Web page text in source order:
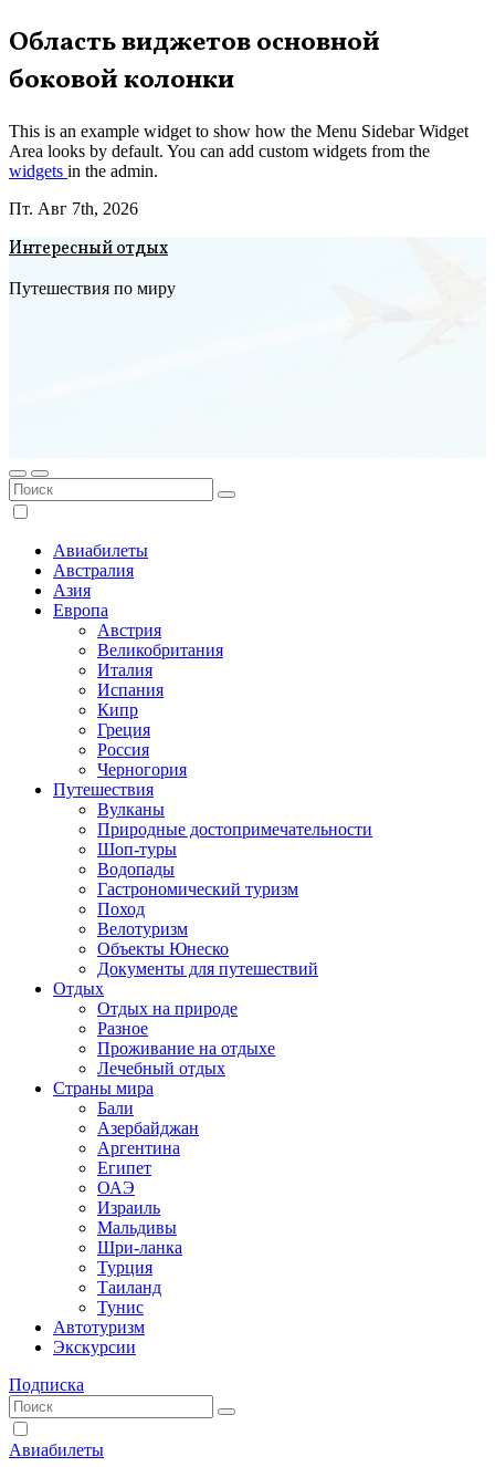
Перейти
к
содержимому
Область виджетов основной
боковой колонки
This is an example widget to show how the Menu Sidebar Widget
Area looks by default. You can add custom widgets from the
widgets in the admin.
Пт. Авг 7th, 2026
Интересный отдых
Путешествия по миру
Авиабилеты
Австралия
Азия
Европа
Австрия
Великобритания
Италия
Испания
Кипр
Греция
Россия
Черногория
Путешествия
Вулканы
Природные достопримечательности
Шоп-туры
Водопады
Гастрономический туризм
Поход
Велотуризм
Объекты Юнеско
Документы для путешествий
Отдых
Отдых на природе
Разное
Проживание на отдыхе
Лечебный отдых
Страны мира
Бали
Азербайджан
Аргентина
Египет
ОАЭ
Израиль
Мальдивы
Шри-ланка
Турция
Таиланд
Тунис
Автотуризм
Экскурсии
Подписка
Авиабилеты